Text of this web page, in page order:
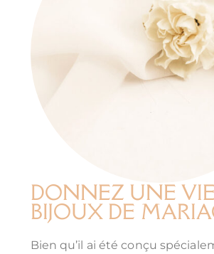
DONNEZ UNE
BIJOUX DE
Bien qu’il ai été conçu